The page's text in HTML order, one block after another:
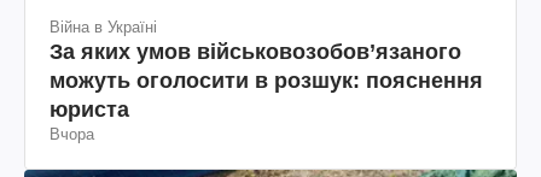
Війна в Україні
За яких умов військовозобов’язаного
можуть оголосити в розшук: пояснення
юриста
Вчора